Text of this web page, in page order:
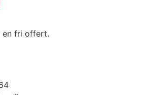
en fri offert.